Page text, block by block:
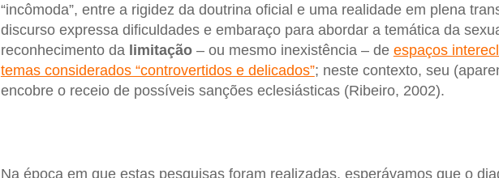
“incômoda”, entre a rigidez da doutrina oficial e uma realidade em plena
discurso expressa dificuldades e embaraço para abordar a temática da
reconhecimento da limitação– ou mesmo inexistência – de espaços
temas considerados “controvertidos e delicados”; neste contexto, seu
encobre o receio de possíveis sanções eclesiásticas (Ribeiro, 2002).
Na época em que estas pesquisas foram realizadas, esperávamos que o